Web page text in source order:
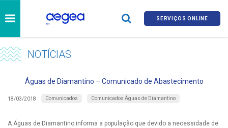
SERVIÇOS ONLINE
NOTÍCIAS
Águas de Diamantino – Comunicado de Abastecimento
18/03/2018 Comunicados Comunicados Águas de Diamantino
A Águas de Diamantino informa a população que devido a necessidade de